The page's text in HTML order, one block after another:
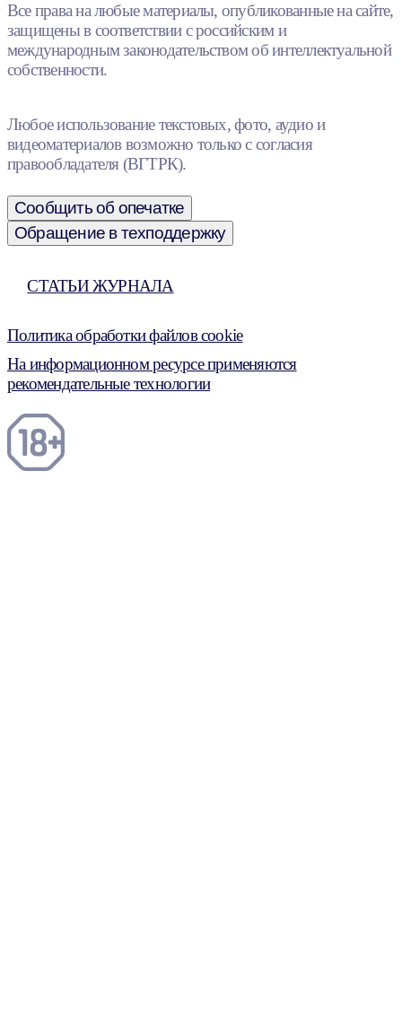
Все права на любые материалы, опубликованные на сайте,
защищены в соответствии с российским и
международным законодательством об интеллектуальной
собственности.
Любое использование текстовых, фото, аудио и
видеоматериалов возможно только с согласия
правообладателя (ВГТРК).
Сообщить об опечатке
Обращение в техподдержку
СТАТЬИ ЖУРНАЛА
Политика обработки файлов cookie
На информационном ресурсе применяются
рекомендательные технологии